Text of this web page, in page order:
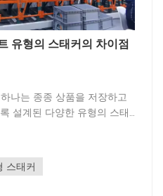
유형의 스태커의 차이점
나는 종종 상품을 저장하고
설계된 다양한 유형의 스태
능과 장점을 가진 두 가지
다.주로, 박스형 스태커, 스
스태커